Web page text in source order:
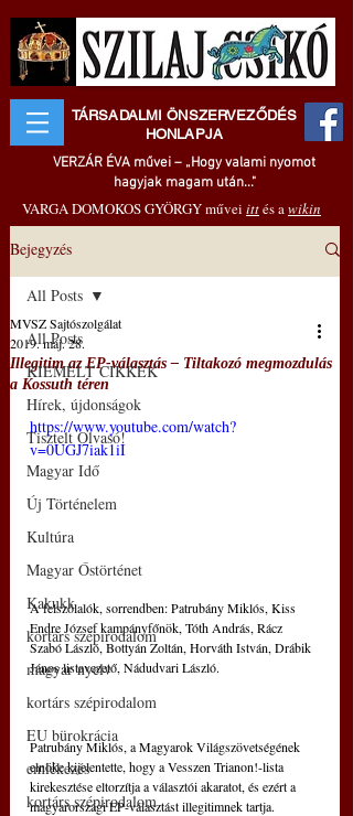
TÁRSADALMI ÖNSZERVEZŐDÉS
HONLAPJA
VERZÁR ÉVA művei – „Hogy valami nyomot
hagyjak magam után..."
VARGA DOMOKOS GYÖRGY művei ittés awikin
Bejegyzés
All Posts
KIEMELT CIKKEK
Hírek, újdonságok
Tisztelt Olvasó!
Magyar Idő
Új Történelem
Kultúra
Magyar Őstörténet
Kakukk
kortárs szépirodalom
magyar nyelv
kortárs szépirodalom
EU bürokrácia
emlékezés
kortárs szépirodalom
All Posts
Illegitim az EP-választás – Tiltakozó megmozdulás
a Kossuth téren
MVSZ Sajtószolgálat
2019. máj. 28.
https://www.youtube.com/watch?
v=0UGJ7iak1iI
A felszólalók, sorrendben: Patrubány Miklós, Kiss
Endre József kampányfőnök, Tóth András, Rácz
Szabó László, Bottyán Zoltán, Horváth István, Drábik
János listavezető, Nádudvari László.
Patrubány Miklós, a Magyarok Világszövetségének
elnöke kijelentette, hogy a Vesszen Trianon!-lista
kirekesztése eltorzítja a választói akaratot, és ezért a
magyarországi EP-választást illegitimnek tartja.